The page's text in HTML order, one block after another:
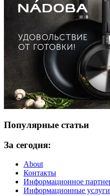
Популярные статьи
За сегодня:
About
Контакты
Информационное
Информационные услуги